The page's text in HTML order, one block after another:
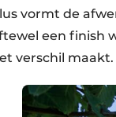
vormt de
een finish
verschil maakt.